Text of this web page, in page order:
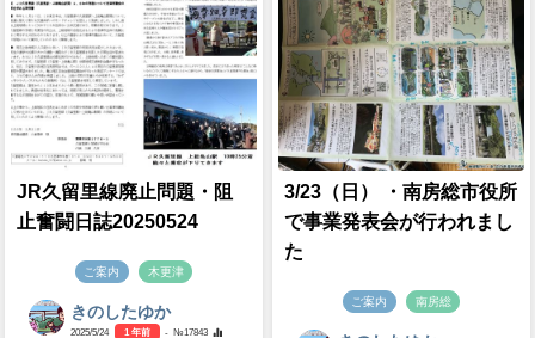
JR久留里線廃止問題・阻
止奮闘日誌20250524
ご案内 木更津
きのしたゆか
2025/5/24 1 年前 - №17843
3/23（日） ・南房総市役所
で事業発表会が行われまし
た
ご案内 南房総